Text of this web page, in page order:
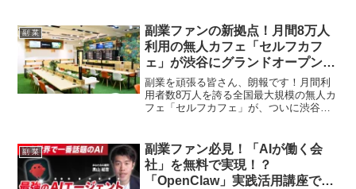
副 業
副業ファンの新拠点！月間8万人
利用の無人カフェ「セルフカフ
ェ」が渋谷にグランドオープン！
理想の作業環境がここに！
副業を頑張る皆さん、朗報です！月間利
用者数8万人を誇る全国最大規模の無人カ
フェ「セルフカフェ」が、ついに渋谷に
スク」で、あなたの副業ライフがさらに
充実すること間違いなしの最新情報をお
届けします！
副 業
副業ファン必見！「AIが働く会
社」を無料で実現！？
「OpenClaw」実践活用講座であ